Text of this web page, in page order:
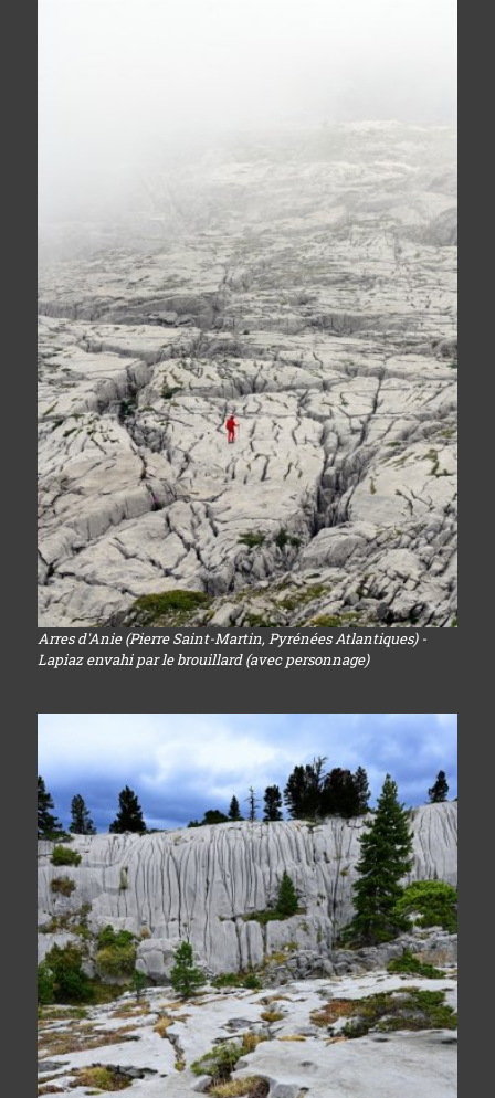
Arres d'Anie (Pierre Saint-Martin, Pyrénées Atlantiques) -
Lapiaz envahi par le brouillard (avec personnage)